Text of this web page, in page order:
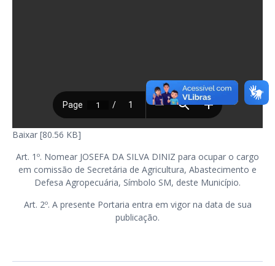
Baixar [80.56 KB]
Art. 1º. Nomear JOSEFA DA SILVA DINIZ para ocupar o cargo
em comissão de Secretária de Agricultura, Abastecimento e
Defesa Agropecuária, Símbolo SM, deste Município.
Art. 2º. A presente Portaria entra em vigor na data de sua
publicação.